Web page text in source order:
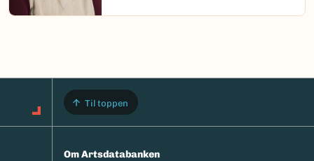
Til toppen
Om Artsdatabanken